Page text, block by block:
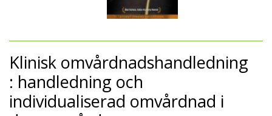
Klinisk omvårdnadshandledning
: handledning och
individualiserad omvårdnad i